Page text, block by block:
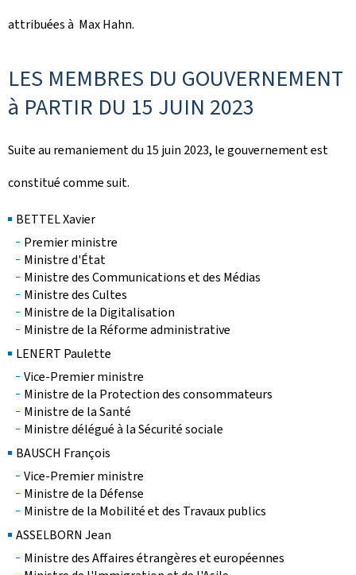
attribuées à Max Hahn.
LES MEMBRES DU GOUVERNEMENT
à PARTIR DU 15 JUIN 2023
Suite au remaniement du 15 juin 2023, le gouvernement est
constitué comme suit.
BETTEL Xavier
Premier ministre
Ministre d'État
Ministre des Communications et des Médias
Ministre des Cultes
Ministre de la Digitalisation
Ministre de la Réforme administrative
LENERT Paulette
Vice-Premier ministre
Ministre de la Protection des consommateurs
Ministre de la Santé
Ministre délégué à la Sécurité sociale
BAUSCH François
Vice-Premier ministre
Ministre de la Défense
Ministre de la Mobilité et des Travaux publics
ASSELBORN Jean
Ministre des Affaires étrangères et européennes